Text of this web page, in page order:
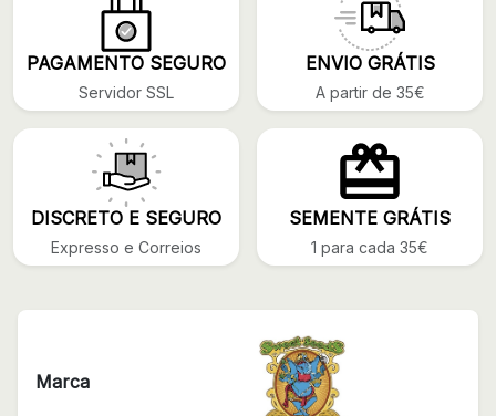
PAGAMENTO SEGURO
Servidor SSL
ENVIO GRÁTIS
A partir de 35€
DISCRETO E SEGURO
Expresso e Correios
SEMENTE GRÁTIS
1 para cada 35€
Marca